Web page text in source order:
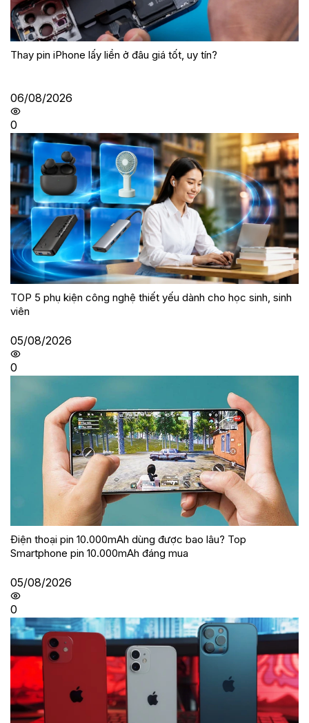
Thay pin iPhone lấy liền ở đâu giá tốt, uy tín?
06/08/2026
0
TOP 5 phụ kiện công nghệ thiết yếu dành cho học sinh, sinh
viên
05/08/2026
0
Điện thoại pin 10.000mAh dùng được bao lâu? Top
Smartphone pin 10.000mAh đáng mua
05/08/2026
0